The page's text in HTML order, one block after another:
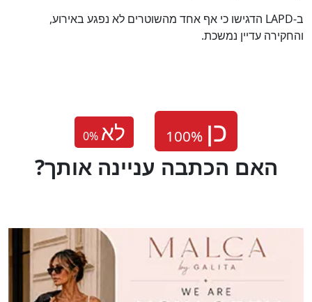
ב-LAPD הדגישו כי אף אחד מהשוטרים לא נפגע באירוע,
והחקירה עדיין נמשכת.
0% לא
?האם הכתבה עניינה אותך